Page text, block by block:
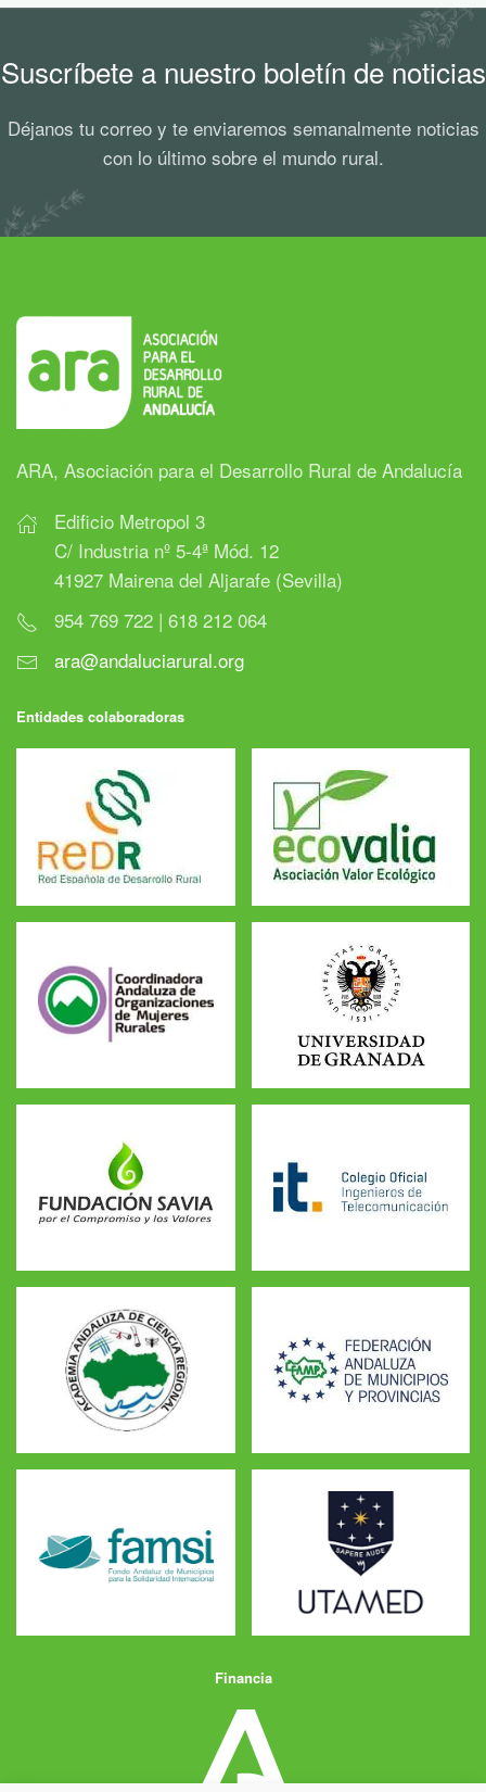
Suscríbete a nuestro boletín de noticias
Déjanos tu correo y te enviaremos semanalmente noticias
con lo último sobre el mundo rural.
ARA, Asociación para el Desarrollo Rural de Andalucía
Edificio Metropol 3
C/ Industria nº 5-4ª Mód. 12
41927 Mairena del Aljarafe (Sevilla)
954 769 722 | 618 212 064
ara@andaluciarural.org
Entidades colaboradoras
Financia